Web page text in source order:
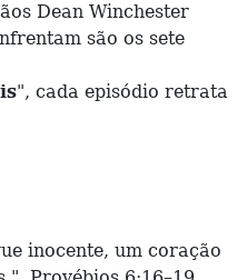
Dean Winchester
são os sete
", cada episódio retrata
inocente, um coração